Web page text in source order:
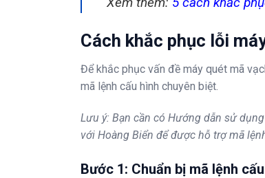
Cách khắc phục lỗi
Để khắc phục vấn đề máy quét mã
mã lệnh cấu hình chuyên biệt.
Lưu ý: Bạn cần có Hướng dẫn sử
với Hoàng Biển để được hỗ trợ mã
Bước 1: Chuẩn bị mã lệnh